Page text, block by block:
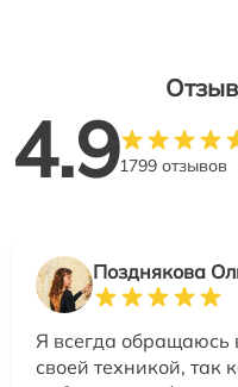
4.91799 отзывов
Позднякова
Я всегда обращаюсь
своей техникой, так